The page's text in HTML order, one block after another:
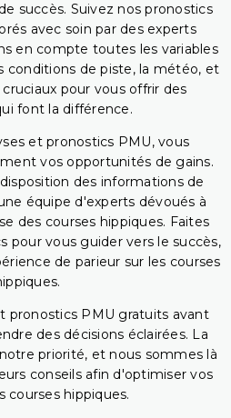
succès. Suivez nos pronostics
avec soin par des experts
en compte toutes les variables
conditions de piste, la météo, et
pour vous offrir des
font la différence.
et pronostics PMU, vous
vos opportunités de gains.
des informations de
équipe d'experts dévoués à
des courses hippiques. Faites
pour vous guider vers le succès,
de parieur sur les courses
pronostics PMU gratuits avant
des décisions éclairées. La
priorité, et nous sommes là
conseils afin d'optimiser vos
courses hippiques.